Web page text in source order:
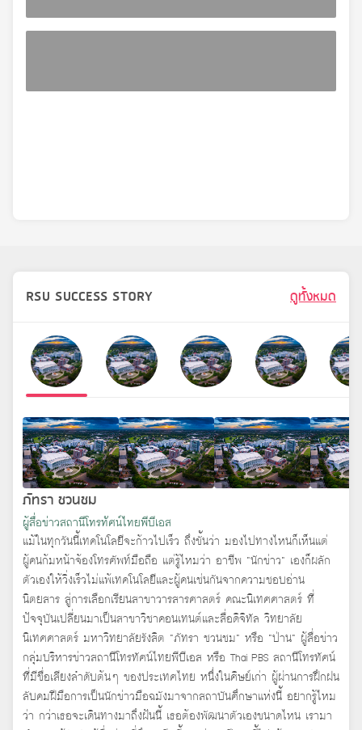
RSU SUCCESS STORY ดูทั้งหมด
ภัทรา ชวนชม
ผู้สื่อข่าวสถานีโทรทัศน์ไทยพีบีเอส
แม้ในทุกวันนี้เทคโนโลยีจะก้าวไปเร็ว ถึงขั้นว่า มองไปทางไหนก็เห็นแต่
ผู้คนก้มหน้าจ้องโทรศัพท์มือถือ แต่รู้ไหมว่า อาชีพ “นักข่าว” เองก็ผลัก
ตัวเองให้วิ่งเร็วไม่แพ้เทคโนโลยีและผู้คนเช่นกันจากความชอบอ่าน
นิตยสาร สู่การเลือกเรียนสาขาวารสารศาสตร์ คณะนิเทศศาสตร์ ที่
ปัจจุบันเปลี่ยนมาเป็นสาขาวิชาคอนเทนต์และสื่อดิจิทัล วิทยาลัย
นิเทศศาสตร์ มหาวิทยาลัยรังสิต “ภัทรา ชวนชม” หรือ “ป่าน” ผู้สื่อข่าว
กลุ่มบริหารข่าวสถานีโทรทัศน์ไทยพีบีเอส หรือ Thai PBS สถานีโทรทัศน์
ที่มีชื่อเสียงลำดับต้นๆ ของประเทศไทย หนึ่งในศิษย์เก่า ผู้ผ่านการฝึกฝน
ลับคมฝีมือการเป็นนักข่าวมือฉมังมาจากสถาบันศึกษาแห่งนี้ อยากรู้ไหม
ว่า กว่าเธอจะเดินทางมาถึงฝันนี้ เธอต้องพัฒนาตัวเองขนาดไหน เรามา